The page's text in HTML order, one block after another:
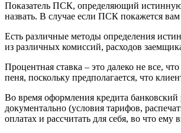
Показатель ПСК, определяющий истинную
назвать. В случае если ПСК покажется
Есть различные методы определения
из различных комиссий, расходов
Процентная ставка – это далеко не все,
пеня, поскольку предполагается, что
Во время оформления кредита
документально (условия тарифов,
оплатах и рассчитать для себя, во что ему